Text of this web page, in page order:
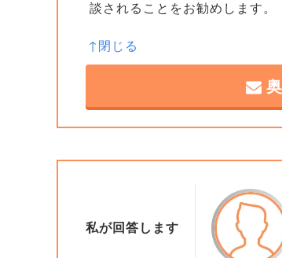
談されることをお勧めします。
私が回答します